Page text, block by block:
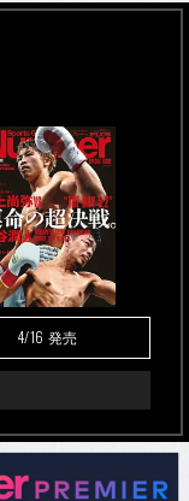
4/16 発売